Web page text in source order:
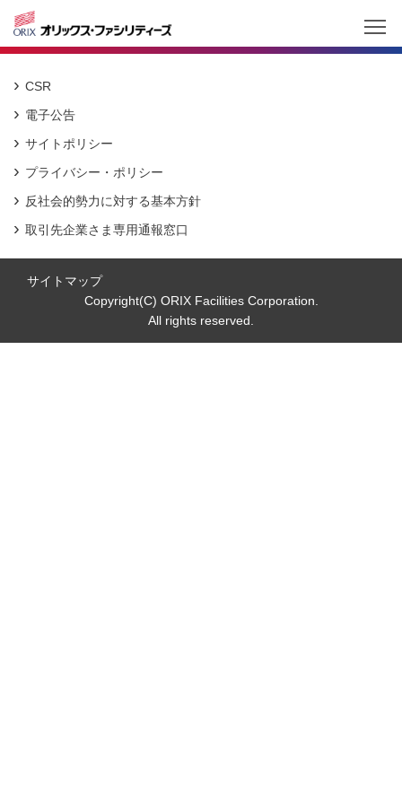
CSR
電子公告
サイトポリシー
プライバシー・ポリシー
反社会的勢力に対する基本方針
取引先企業さま専用通報窓口
サイトマップ
Copyright(C) ORIX Facilities Corporation.
All rights reserved.